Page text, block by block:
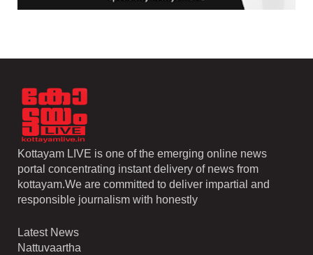
Kottayam LIVE is one of the emerging online news
portal concentrating instant delivery of news from
kottayam.We are committed to deliver impartial and
responsible journalism with honestly
Latest News
Nattuvaartha